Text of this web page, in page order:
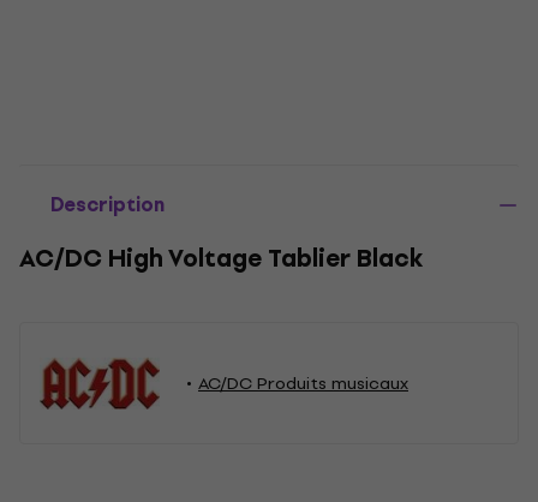
Description
AC/DC High Voltage Tablier Black
AC/DC Produits musicaux